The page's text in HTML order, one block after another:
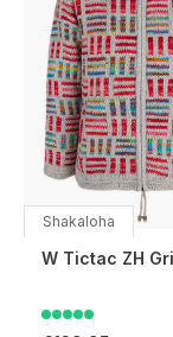
Shakaloha
W Tictac ZH